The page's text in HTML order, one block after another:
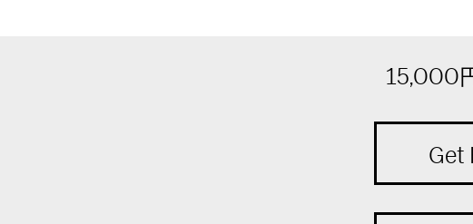
15,000
Get